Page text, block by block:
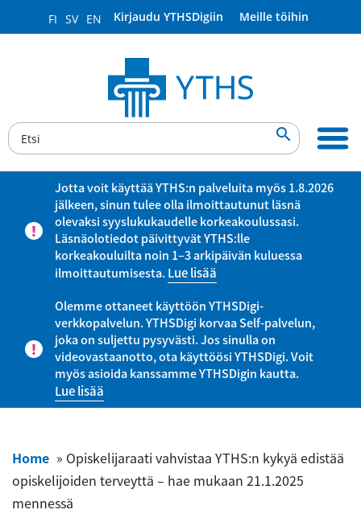
FI SV EN Kirjaudu YTHSDigiin Meille töihin

Jotta voit käyttää YTHS:n palveluita myös 1.8.2026
jälkeen, sinun tulee olla ilmoittautunut läsnä
olevaksi syyslukukaudelle korkeakoulussasi.
Läsnäolotiedot päivittyvät YTHS:lle
korkeakouluilta noin 1–3 arkipäivän kuluessa
ilmoittautumisesta.Lue lisää
Olemme ottaneet käyttöön YTHSDigi-
verkkopalvelun. YTHSDigi korvaa Self-palvelun,
joka on suljettu pysyvästi. Jos sinulla on
videovastaanotto, ota käyttöösi YTHSDigi. Voit
myös asioida kanssamme YTHSDigin kautta.
Lue lisää
Home » Opiskelijaraati vahvistaa YTHS:n kykyä edistää
opiskelijoiden terveyttä – hae mukaan 21.1.2025
mennessä